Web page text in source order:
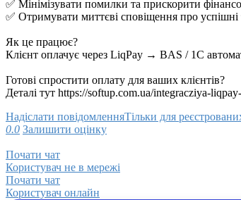
✅ Мінімізувати помилки та прискорити
✅ Отримувати миттєві сповіщення про успішні
Як це працює?
Клієнт оплачує через LiqPay → BAS / 1C
Готові спростити оплату для ваших клієнтів?
Деталі тут https://softup.com.ua/integracziya-
Надіслати повідомленняТільки для
0.0 Залишити оцінку
Почати чат
Користувач не в мережі
Почати чат
Користувач онлайн